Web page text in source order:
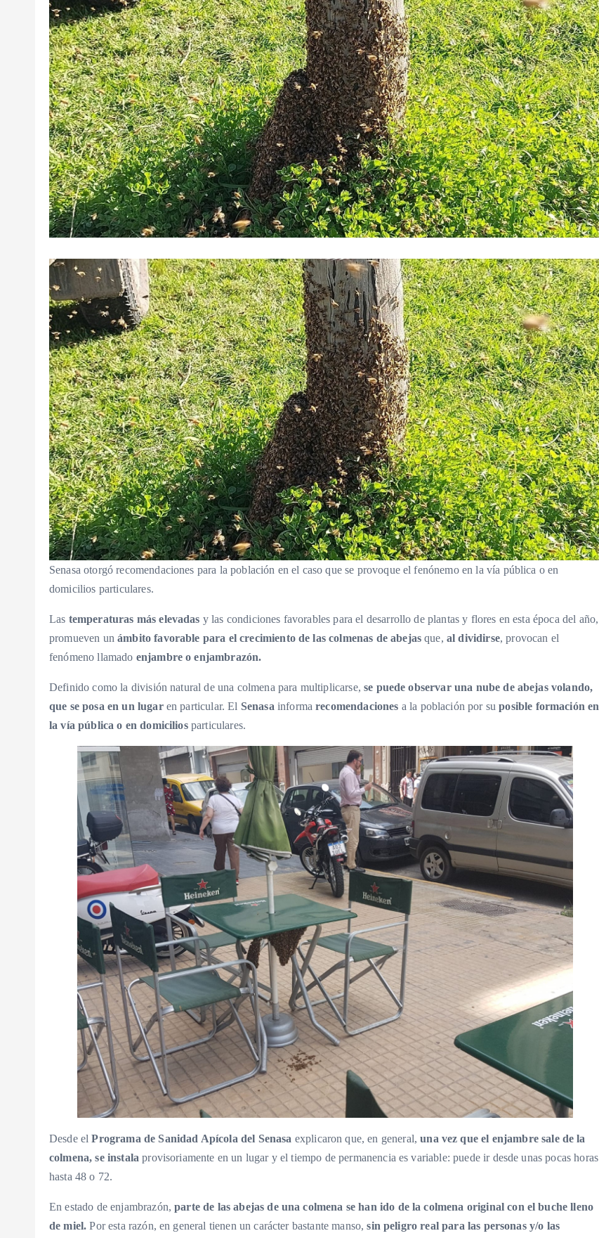
Senasa otorgó recomendaciones para la población en el caso que se provoque el fenónemo en la vía pública o en
domicilios particulares.
Las temperaturas más elevadas y las condiciones favorables para el desarrollo de plantas y flores en esta época del año,
promueven unámbito favorable para el crecimiento de las colmenas de abejas que, al dividirse, provocan el
fenómeno llamado enjambre o enjambrazón.
Definido como la división natural de una colmena para multiplicarse,se puede observar una nube de abejas volando,
que se posa en un lugaren particular. El Senasa informarecomendaciones a la población por suposible formación en
la vía pública o en domiciliosparticulares.
Desde elPrograma de Sanidad Apícola del Senasa explicaron que, en general,una vez que el enjambre sale de la
colmena, se instala provisoriamente en un lugar y el tiempo de permanencia es variable: puede ir desde unas pocas horas
hasta 48 o 72.
En estado de enjambrazón,parte de las abejas de una colmena se han ido de la colmena original con el buche lleno
de miel. Por esta razón, en general tienen un carácter bastante manso,sin peligro real para las personas y/o las